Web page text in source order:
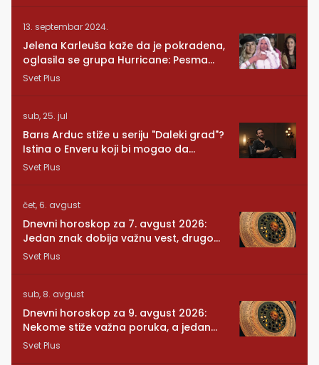
13. septembar 2024.
Jelena Karleuša kaže da je pokradena,
oglasila se grupa Hurricane: Pesma
RUNDE je naša!
Svet Plus
sub, 25. jul
Barıs Arduc stiže u seriju "Daleki grad"?
Istina o Enveru koji bi mogao da
promeni sve
Svet Plus
čet, 6. avgust
Dnevni horoskop za 7. avgust 2026:
Jedan znak dobija važnu vest, drugom
se vraća osoba iz prošlosti
Svet Plus
sub, 8. avgust
Dnevni horoskop za 9. avgust 2026:
Nekome stiže važna poruka, a jedan
znak konačno preseca
Svet Plus